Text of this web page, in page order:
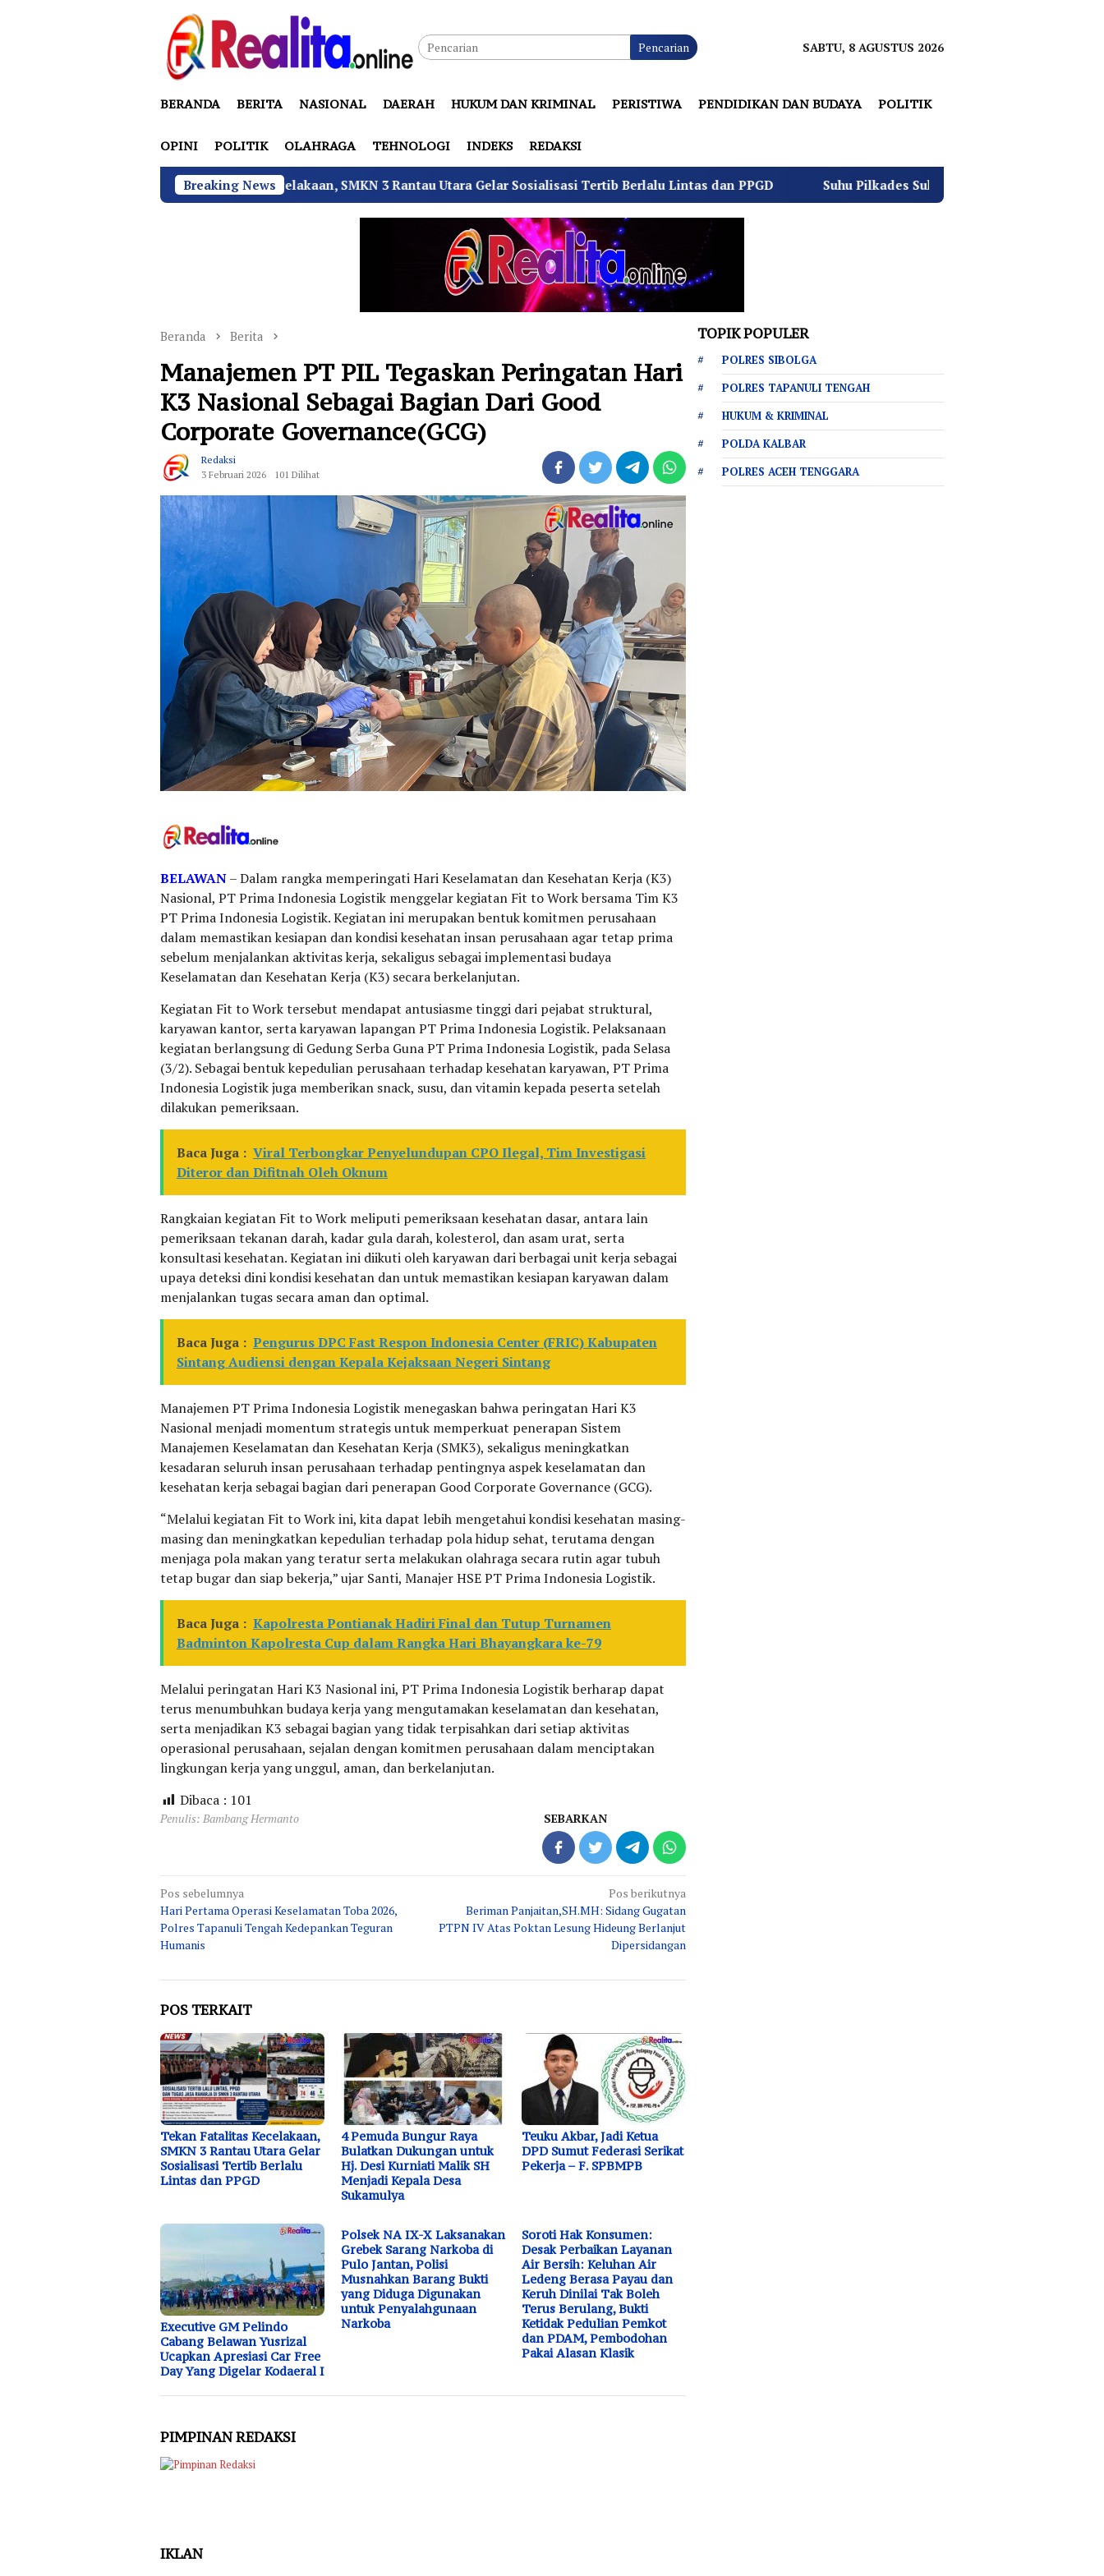
Pencarian SABTU, 8 AGUSTUS 2026
BERANDA BERITA NASIONAL DAERAH HUKUM DAN KRIMINAL PERISTIWA PENDIDIKAN DAN BUDAYA POLITIK
OPINI POLITIK OLAHRAGA TEHNOLOGI INDEKS REDAKSI
Breaking News
Tekan Fatalitas Kecelakaan, SMKN 3 Rantau Utara Gelar Sosialisasi Tertib Berlalu Lintas dan PPGD Suhu Pilkades Sukamulya Memanas, 2000 Warga Rencana
Beranda Berita
Manajemen PT PIL Tegaskan Peringatan Hari
K3 Nasional Sebagai Bagian Dari Good
Corporate Governance(GCG)
Redaksi
3 Februari 2026
101 Dilihat
BELAWAN– Dalam rangka memperingati Hari Keselamatan dan Kesehatan Kerja (K3)
Nasional, PT Prima Indonesia Logistik menggelar kegiatan Fit to Work bersama Tim K3
PT Prima Indonesia Logistik. Kegiatan ini merupakan bentuk komitmen perusahaan
dalam memastikan kesiapan dan kondisi kesehatan insan perusahaan agar tetap prima
sebelum menjalankan aktivitas kerja, sekaligus sebagai implementasi budaya
Keselamatan dan Kesehatan Kerja (K3) secara berkelanjutan.
Kegiatan Fit to Work tersebut mendapat antusiasme tinggi dari pejabat struktural,
karyawan kantor, serta karyawan lapangan PT Prima Indonesia Logistik. Pelaksanaan
kegiatan berlangsung di Gedung Serba Guna PT Prima Indonesia Logistik, pada Selasa
(3/2). Sebagai bentuk kepedulian perusahaan terhadap kesehatan karyawan, PT Prima
Indonesia Logistik juga memberikan snack, susu, dan vitamin kepada peserta setelah
dilakukan pemeriksaan.
Baca Juga : Viral Terbongkar Penyelundupan CPO Ilegal, Tim Investigasi
Diteror dan Difitnah Oleh Oknum
Rangkaian kegiatan Fit to Work meliputi pemeriksaan kesehatan dasar, antara lain
pemeriksaan tekanan darah, kadar gula darah, kolesterol, dan asam urat, serta
konsultasi kesehatan. Kegiatan ini diikuti oleh karyawan dari berbagai unit kerja sebagai
upaya deteksi dini kondisi kesehatan dan untuk memastikan kesiapan karyawan dalam
menjalankan tugas secara aman dan optimal.
Baca Juga : Pengurus DPC Fast Respon Indonesia Center (FRIC) Kabupaten
Sintang Audiensi dengan Kepala Kejaksaan Negeri Sintang
Manajemen PT Prima Indonesia Logistik menegaskan bahwa peringatan Hari K3
Nasional menjadi momentum strategis untuk memperkuat penerapan Sistem
Manajemen Keselamatan dan Kesehatan Kerja (SMK3), sekaligus meningkatkan
kesadaran seluruh insan perusahaan terhadap pentingnya aspek keselamatan dan
kesehatan kerja sebagai bagian dari penerapan Good Corporate Governance (GCG).
“Melalui kegiatan Fit to Work ini, kita dapat lebih mengetahui kondisi kesehatan masing-
masing dan meningkatkan kepedulian terhadap pola hidup sehat, terutama dengan
menjaga pola makan yang teratur serta melakukan olahraga secara rutin agar tubuh
tetap bugar dan siap bekerja,” ujar Santi, Manajer HSE PT Prima Indonesia Logistik.
Baca Juga : Kapolresta Pontianak Hadiri Final dan Tutup Turnamen
Badminton Kapolresta Cup dalam Rangka Hari Bhayangkara ke-79
Melalui peringatan Hari K3 Nasional ini, PT Prima Indonesia Logistik berharap dapat
terus menumbuhkan budaya kerja yang mengutamakan keselamatan dan kesehatan,
serta menjadikan K3 sebagai bagian yang tidak terpisahkan dari setiap aktivitas
operasional perusahaan, sejalan dengan komitmen perusahaan dalam menciptakan
lingkungan kerja yang unggul, aman, dan berkelanjutan.
Dibaca : 101
Penulis: Bambang Hermanto SEBARKAN
Navigasi
pos
Pos sebelumnya
Hari Pertama Operasi Keselamatan Toba 2026,
Polres Tapanuli Tengah Kedepankan Teguran
Humanis
Pos berikutnya
Beriman Panjaitan,SH.MH: Sidang Gugatan
PTPN IV Atas Poktan Lesung Hideung Berlanjut
Dipersidangan
POS TERKAIT
Tekan Fatalitas Kecelakaan,
SMKN 3 Rantau Utara Gelar
Sosialisasi Tertib Berlalu
Lintas dan PPGD
4 Pemuda Bungur Raya
Bulatkan Dukungan untuk
Hj. Desi Kurniati Malik SH
Menjadi Kepala Desa
Sukamulya
Teuku Akbar, Jadi Ketua
DPD Sumut Federasi Serikat
Pekerja – F. SPBMPB
Executive GM Pelindo
Cabang Belawan Yusrizal
Ucapkan Apresiasi Car Free
Day Yang Digelar Kodaeral I
Polsek NA IX-X Laksanakan
Grebek Sarang Narkoba di
Pulo Jantan, Polisi
Musnahkan Barang Bukti
yang Diduga Digunakan
untuk Penyalahgunaan
Narkoba
Soroti Hak Konsumen:
Desak Perbaikan Layanan
Air Bersih: Keluhan Air
Ledeng Berasa Payau dan
Keruh Dinilai Tak Boleh
Terus Berulang, Bukti
Ketidak Pedulian Pemkot
dan PDAM, Pembodohan
Pakai Alasan Klasik
TOPIK POPULER
POLRES SIBOLGA
POLRES TAPANULI TENGAH
HUKUM & KRIMINAL
POLDA KALBAR
POLRES ACEH TENGGARA
PIMPINAN REDAKSI
IKLAN